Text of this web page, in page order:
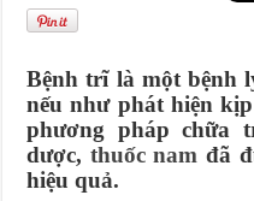
Bệnh trĩ là một bệnh
nếu như phát hiện
phương pháp chữa
dược, thuốc nam đã
hiệu quả.